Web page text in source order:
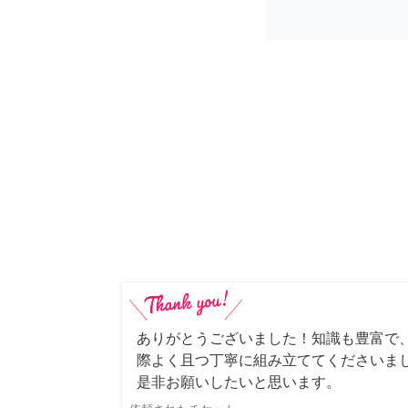
ありがとうございました！知識も豊富で
際よく且つ丁寧に組み立ててくださいま
是非お願いしたいと思います。